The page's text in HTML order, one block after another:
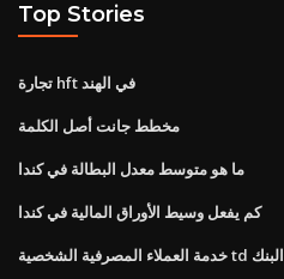
Top Stories
تجارة hft في الهند
مخطط جانت أصل الكلمة
ما هو متوسط ​​معدل البطالة في كندا
كم يفعل وسيط الأوراق المالية في كندا
خدمة العملاء المصرفية الشخصية td البنك